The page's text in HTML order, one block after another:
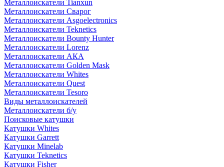
Металлоискатели Tianxun
Металлоискатели Сварог
Металлоискатели Asgoelectronics
Металлоискатели Teknetics
Металлоискатели Bounty Hunter
Металлоискатели Lorenz
Металлоискатели АКА
Металлоискатели Golden Mask
Металлоискатели Whites
Металлоискатели Quest
Металлоискатели Tesoro
Виды металлоискателей
Металлоискатели б/у
Поисковые катушки
Катушки Whites
Катушки Garrett
Катушки Minelab
Катушки Teknetics
Катушки Fisher